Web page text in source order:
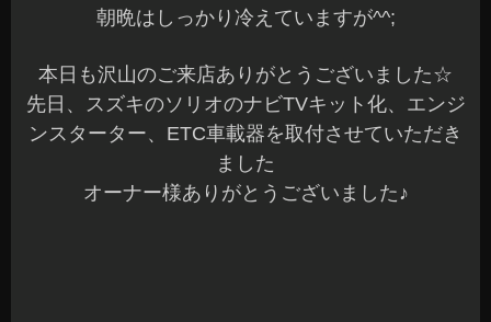
朝晩はしっかり冷えていますが^^;
本日も沢山のご来店ありがとうございました☆
先日、スズキのソリオのナビTVキット化、エンジ
ンスターター、ETC車載器を取付させていただき
ました
オーナー様ありがとうございました♪